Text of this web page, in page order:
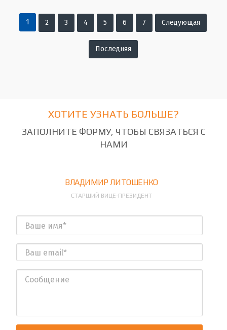
Вы на странице
1 2 3 4 5 6 7 Следующая
Последняя
ХОТИТЕ УЗНАТЬ БОЛЬШЕ?
ЗАПОЛНИТЕ ФОРМУ, ЧТОБЫ СВЯЗАТЬСЯ С
НАМИ
ВЛАДИМИР ЛИТОШЕНКО
СТАРШИЙ ВИЦЕ-ПРЕЗИДЕНТ